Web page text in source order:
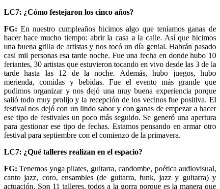
LC7: ¿Cómo festejaron los cinco años?
FG: En nuestro cumpleaños hicimos algo que teníamos ganas de
hacer hace mucho tiempo: abrir la casa a la calle. Así que hicimos
una buena grilla de artistas y nos tocó un día genial. Habrán pasado
casi mil personas esa tarde noche. Fue una fecha en donde hubo 10
feriantes, 30 artistas que estuvieron tocando en vivo desde las 3 de la
tarde hasta las 12 de la noche. Además, hubo juegos, hubo
merienda, comidas y bebidas. Fue el evento más grande que
pudimos organizar y nos dejó una muy buena experiencia porque
salió todo muy prolijo y la recepción de los vecinos fue positiva. El
festival nos dejó con un lindo sabor y con ganas de empezar a hacer
ese tipo de festivales un poco más seguido. Se generó una apertura
para gestionar ese tipo de fechas. Estamos pensando en armar otro
festival para septiembre con el comienzo de la primavera.
LC7: ¿Qué talleres realizan en el espacio?
FG: Tenemos yoga pilates, guitarra, candombe, poética audiovisual,
canto jazz, coro, ensambles (de guitarra, funk, jazz y guitarra) y
actuación. Son 11 talleres, todos a la gorra porque es la manera que